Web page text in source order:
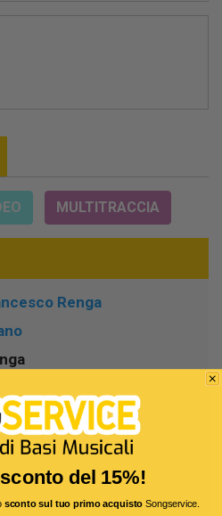
MULTITRACCIA
Renga
del 15%!
sconto sul tuo primo acquistoSongservice.